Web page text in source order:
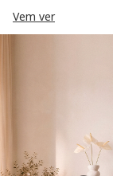
Vem ver